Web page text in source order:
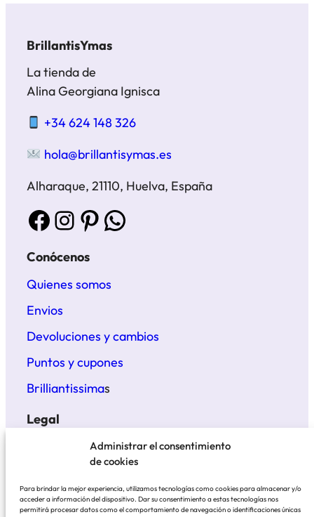
Administrar el consentimiento
de cookies
Para brindar la mejor experiencia, utilizamos tecnologías como cookies para almacenar y/o
acceder a información del dispositivo. Dar su consentimiento a estas tecnologías nos
permitirá procesar datos como el comportamiento de navegación o identificaciones únicas
BrillantisYmas
La tienda de
Alina Georgiana Ignisca
+34 624 148 326
hola@brillantisymas.es
Alharaque, 21110, Huelva, España
Facebook Instagram Pinterest WhatsApp
Conócenos
Quienes somos
Envios
Devoluciones y cambios
Puntos y cupones
Brilliantissimas
Legal
Términos y condiciones
Aviso legal